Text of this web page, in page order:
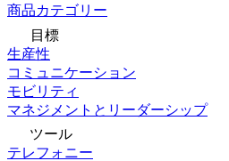
商品カテゴリー
目標
生産性
コミュニケーション
モビリティ
マネジメントとリーダーシップ
ツール
テレフォニー